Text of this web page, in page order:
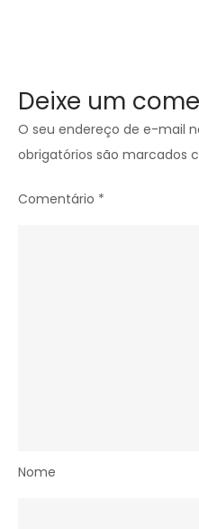
Deixe um
O seu endereço de e-mail
obrigatórios são marcados
Comentário *
Nome